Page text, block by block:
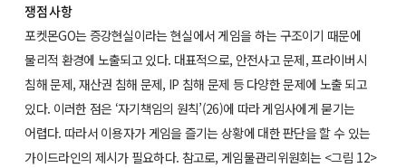
쟁점 사항
포켓몬GO는 증강현실이라는 현실에서 게임을 하는 구조이기 때문에
물리적 환경에 노출되고 있다. 대표적으로, 안전사고 문제, 프라이버시
침해 문제, 재산권 침해 문제, IP 침해 문제 등 다양한 문제에 노출 되고
있다. 이러한 점은 ‘자기책임의 원칙’(26)에 따라 게임사에게 묻기는
어렵다. 따라서 이용자가 게임을 즐기는 상황에 대한 판단을 할 수 있는
가이드라인의 제시가 필요하다. 참고로, 게임물관리위원회는 <그림 12>